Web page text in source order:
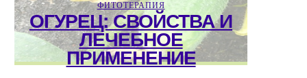
ФИТОТЕРАПИЯ
ОГУРЕЦ: СВОЙСТВА И
ЛЕЧЕБНОЕ
ПРИМЕНЕНИЕ